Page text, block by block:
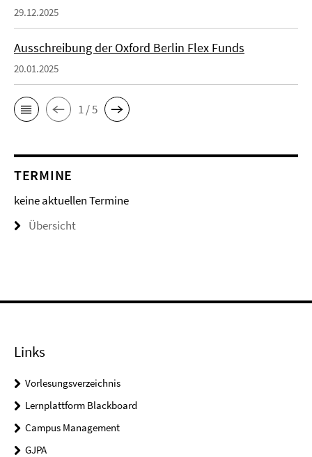
29.12.2025
Ausschreibung der Oxford Berlin Flex Funds
20.01.2025
1 / 5
TERMINE
keine aktuellen Termine
Übersicht
Links
Vorlesungsverzeichnis
Lernplattform Blackboard
Campus Management
GJPA